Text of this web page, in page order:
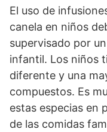
El uso de
canela en niños
supervisado por
infantil. Los niños
diferente y una
compuestos. Es
estas especias en
de las comidas